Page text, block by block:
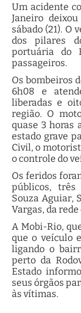
Um acidente
Janeiro
sábado (21). O
dos pilares
portuária do
passageiros.
Os bombeiros
6h08 e
liberadas e
região. O
quase 3 horas
estado grave
Civil, o
o controle do
Os feridos
públicos,
Souza Aguiar,
Vargas, da
A Mobi-Rio,
que o veículo
ligando o
perto da
Estado
seus órgãos
às vítimas.